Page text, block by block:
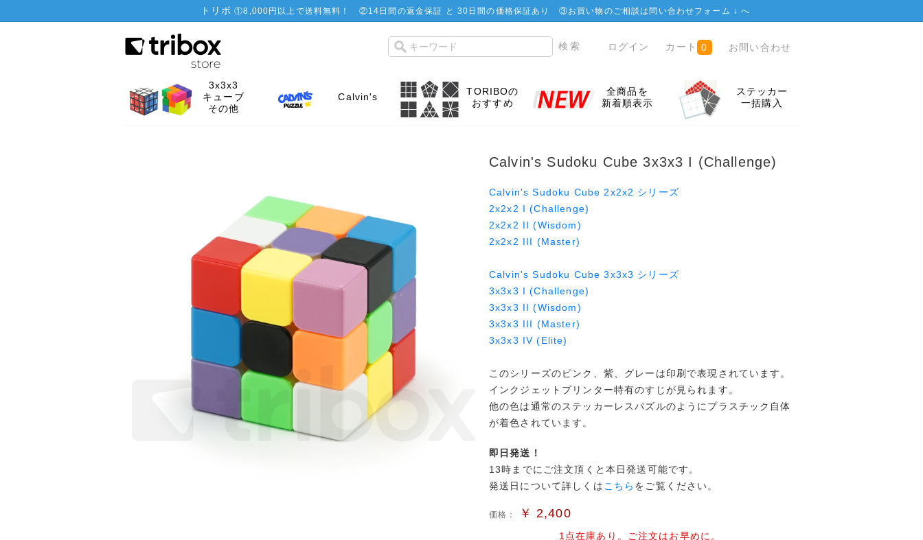
トリボ ①8,000円以上で送料無料！ ②14日間の返金保証 と 30日間の価格保証あり ③お買い物のご相談は問い合わせフォーム ↓へ
ログイン カート 0 お問い合わせ
3x3x3
キューブ
その他
Calvin's
TORIBOの
おすすめ
全商品を
新着順表示
ステッカー
一括購入
Calvin's Sudoku Cube 3x3x3 I (Challenge)
Calvin's Sudoku Cube 2x2x2 シリーズ
2x2x2 I (Challenge)
2x2x2 II (Wisdom)
2x2x2 III (Master)
Calvin's Sudoku Cube 3x3x3 シリーズ
3x3x3 I (Challenge)
3x3x3 II (Wisdom)
3x3x3 III (Master)
3x3x3 IV (Elite)
このシリーズのピンク、紫、グレーは印刷で表現されています。
インクジェットプリンター特有のすじが見られます。
他の色は通常のステッカーレスパズルのようにプラスチック自体
が着色されています。
即日発送！
13時までにご注文頂くと本日発送可能です。
発送日について詳しくは こちら をご覧ください。
価格： ￥ 2,400
1点在庫あり。ご注文はお早めに。